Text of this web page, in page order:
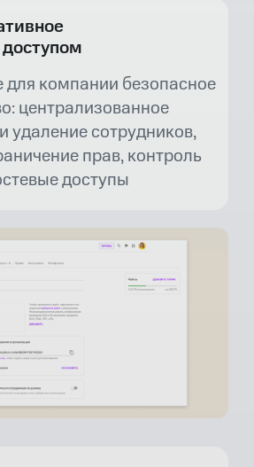
для компании безопасное
централизованное
удаление сотрудников,
прав, контроль
доступы